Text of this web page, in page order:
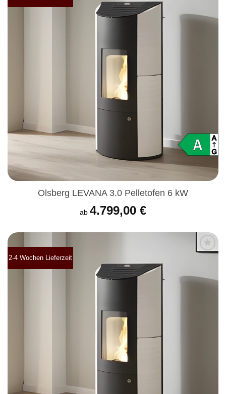
Olsberg LEVANA 3.0 Pelletofen 6 kW
ab 4.799,00 €
2-4 Wochen Lieferzeit